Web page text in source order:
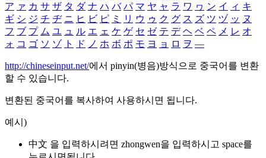
ア ァ カ サ ザ タ ダ ナ ハ バ パ マ ヤ ャ ラ ワ ヮ ン イ ィ キ
ギ シ ジ チ ヂ ニ ヒ ビ ピ ミ リ ウ ゥ ク グ ス ズ ツ ヅ ッ ヌ
フ ブ プ ム ユ ュ ル エ ェ ケ ゲ セ ゼ テ デ ヘ ベ ペ メ レ オ
ォ コ ゴ ソ ゾ ト ド ノ ホ ボ ポ モ ヨ ョ ロ ヲ ―
http://chineseinput.net/에서 pinyin(병음)방식으로 중국어를 변환
할 수 있습니다.
변환된 중국어를 복사하여 사용하시면 됩니다.
예시)
中文 을 입력하시려면 zhongwen을 입력하시고 space를